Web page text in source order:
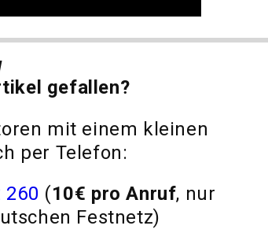
gefallen?
mit einem kleinen
per Telefon:
260 (10€ pro Anruf, nur
Festnetz)